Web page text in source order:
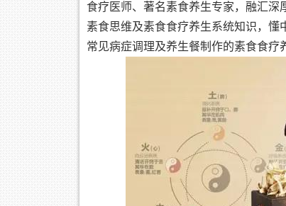
食疗医师、著名素食养生专家，融汇深
素食思维及素食食疗养生系统知识，懂
常见病症调理及养生餐制作的素食食疗